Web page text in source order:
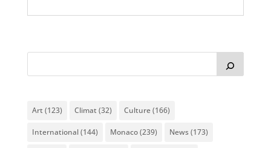
Art (123) Climat (32) Culture(166)
International(144) Monaco(239) News(173)